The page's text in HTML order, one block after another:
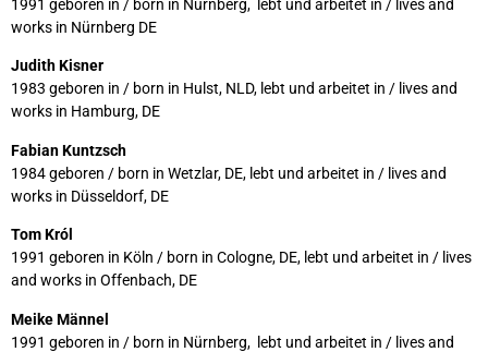
1991 geboren in / born in Nürnberg, lebt und arbeitet in / lives and
works in Nürnberg DE
Judith Kisner
1983 geboren in / born in Hulst, NLD, lebt und arbeitet in / lives and
works in Hamburg, DE
Fabian Kuntzsch
1984 geboren / born in Wetzlar, DE, lebt und arbeitet in / lives and
works in Düsseldorf, DE
Tom Król
1991 geboren in Köln / born in Cologne, DE, lebt und arbeitet in / lives
and works in Offenbach, DE
Meike Männel
1991 geboren in / born in Nürnberg, lebt und arbeitet in / lives and